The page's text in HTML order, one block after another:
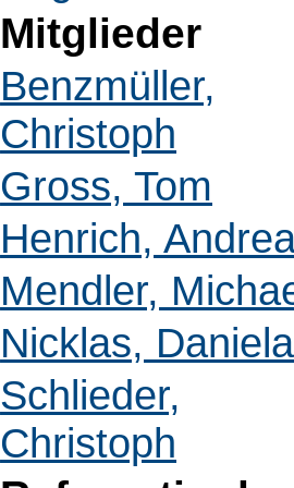
Mitglieder
Benzmüller,
Christoph
Gross, Tom
Henrich,
Mendler,
Nicklas, Daniela
Schlieder,
Christoph